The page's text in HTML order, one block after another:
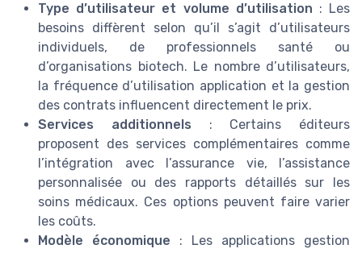
Type d’utilisateur et volume d’utilisation : Les
besoins diffèrent selon qu’il s’agit d’utilisateurs
individuels, de professionnels santé ou
d’organisations biotech. Le nombre d’utilisateurs,
la fréquence d’utilisation application et la gestion
des contrats influencent directement le prix.
Services additionnels : Certains éditeurs
proposent des services complémentaires comme
l’intégration avec l’assurance vie, l’assistance
personnalisée ou des rapports détaillés sur les
soins médicaux. Ces options peuvent faire varier
les coûts.
Modèle économique : Les applications gestion